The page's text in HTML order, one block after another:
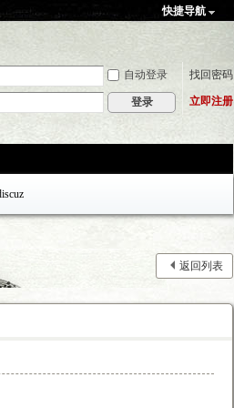
快捷导航
自动登录 找回密码
登录 立即注册
返回列表